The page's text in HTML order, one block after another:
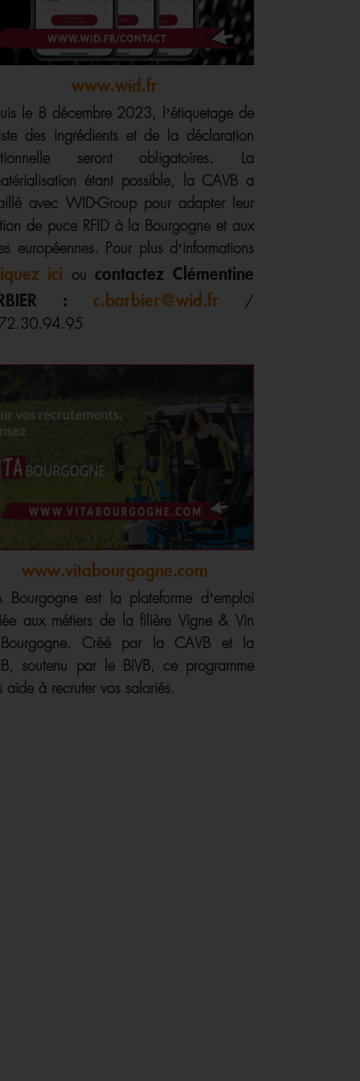
www.wid.fr
le 8 décembre 2023, l’étiquetage de
des ingrédients et de la déclaration
seront obligatoires. La
étant possible, la CAVB a
avec WID-Group pour adapter leur
de puce RFID à la Bourgogne et aux
européennes. Pour plus d’informations
ici oucontactez Clémentine
:c.barbier@wid.fr /
www.vitabourgogne.com
Bourgogne est la plateforme d’emploi
aux métiers de la filière Vigne & Vin
Créé par la CAVB et la
soutenu par le BIVB, ce programme
aide à recruter vos salariés.